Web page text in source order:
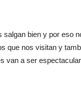
salgan bien y por eso
que nos visitan y
van a ser